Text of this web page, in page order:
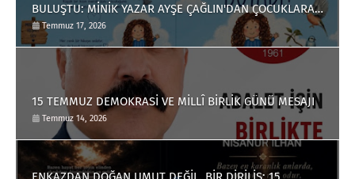
BULUŞTU: MİNİK YAZAR AYŞE ÇAĞLIN'DAN ÇOCUKLARA
ANLAMLI BİR ESER
Temmuz 17, 2026
15 TEMMUZ DEMOKRASİ VE MİLLÎ BİRLİK GÜNÜ MESAJI
Temmuz 14, 2026